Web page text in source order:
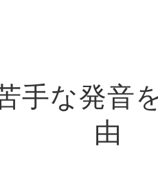
手な発音
由